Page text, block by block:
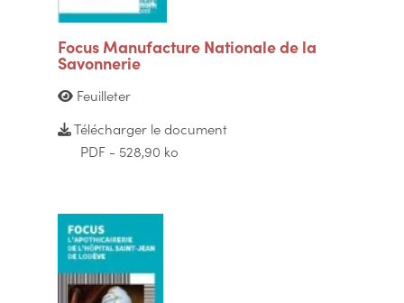
Focus Manufacture Nationale de la
Savonnerie
Feuilleter
Télécharger le document
PDF - 528,90 ko